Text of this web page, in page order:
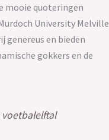
mooie quoteringen
University Melville
genereus en bieden
gokkers en de
voetbalelftal